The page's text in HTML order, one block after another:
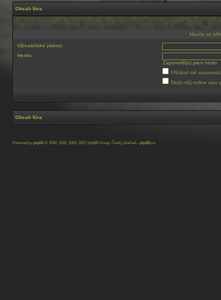
Obsah fóra
Musíte se
Uživatelské jméno:
Heslo:
Zapomněl(a) jsem heslo
Přihlásit mě
Skrýt můj online stav
Obsah fóra
Powered by phpBB © 2000, 2002, 2005, 2007 phpBB Group Český překlad –phpBB.cz